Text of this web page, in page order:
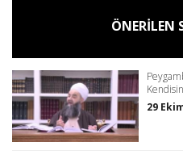
ÖNERİLEN
29